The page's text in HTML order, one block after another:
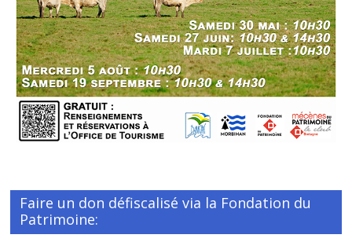
Faire un don défiscalisé via la Fondation du
Patrimoine: